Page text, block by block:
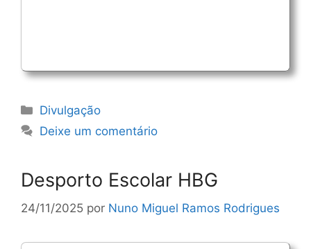
Categorias
Divulgação
Deixe um comentário
Desporto Escolar HBG
24/11/2025 por Nuno Miguel Ramos Rodrigues